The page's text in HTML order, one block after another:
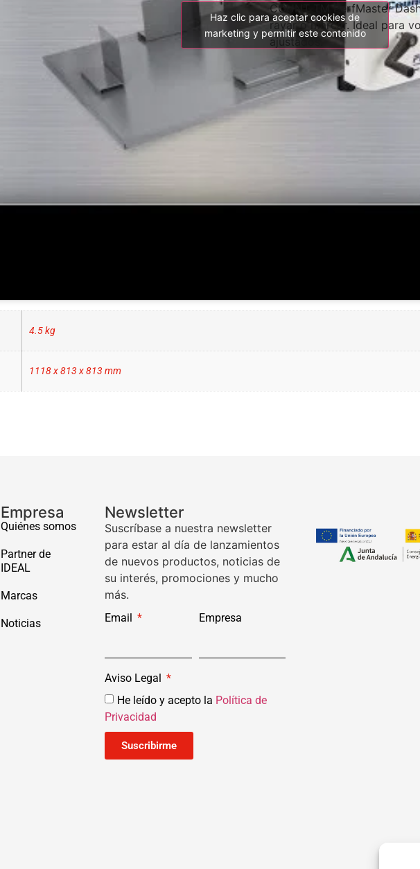
COUNT TM PerfMaster
rayar o marcar. Ideal para
ajustados.
Haz clic para aceptar cookies de
marketing y permitir este contenido
4.5 kg
1118 x 813 x 813 mm
Empresa
Quiénes somos
Partner de
IDEAL
Marcas
Noticias
Newsletter
Suscríbase a nuestra newsletter
para estar al día de lanzamientos
de nuevos productos, noticias de
su interés, promociones y mucho
más.
Email Empresa
Aviso Legal
He leído y acepto la Política de
Privacidad
Suscribirme